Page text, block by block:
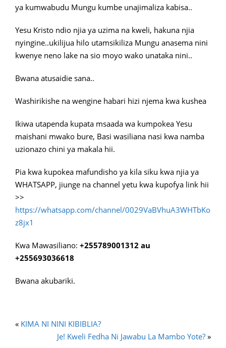
ya kumwabudu Mungu kumbe unajimaliza kabisa..
Yesu Kristo ndio njia ya uzima na kweli, hakuna njia
nyingine..ukilijua hilo utamsikiliza Mungu anasema nini
kwenye neno lake na sio moyo wako unataka nini..
Bwana atusaidie sana..
Washirikishe na wengine habari hizi njema kwa kushea
Ikiwa utapenda kupata msaada wa kumpokea Yesu
maishani mwako bure, Basi wasiliana nasi kwa namba
uzionazo chini ya makala hii.
Pia kwa kupokea mafundisho ya kila siku kwa njia ya
WHATSAPP, jiunge na channel yetu kwa kupofya link hii
>>
https://whatsapp.com/channel/0029VaBVhuA3WHTbKo
z8jx1
Kwa Mawasiliano: +255789001312 au
+255693036618
Bwana akubariki.
« KIMA NI NINI KIBIBLIA?
Je! Kweli Fedha Ni Jawabu La Mambo Yote? »